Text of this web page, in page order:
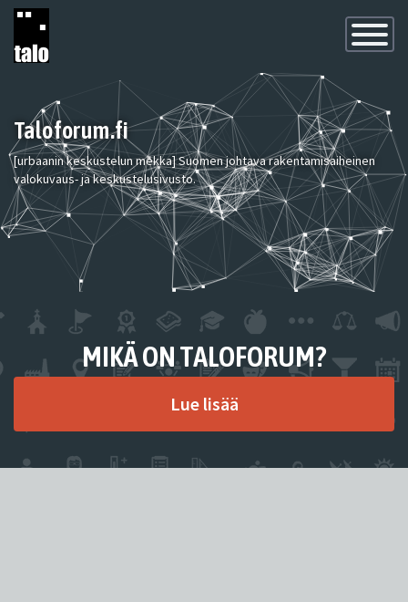
Toggle
Taloforum.fi
[urbaanin keskustelun mekka] Suomen johtava rakentamisaiheinen
valokuvaus- ja keskustelusivusto.
MIKÄ ON TALOFORUM?
Lue lisää